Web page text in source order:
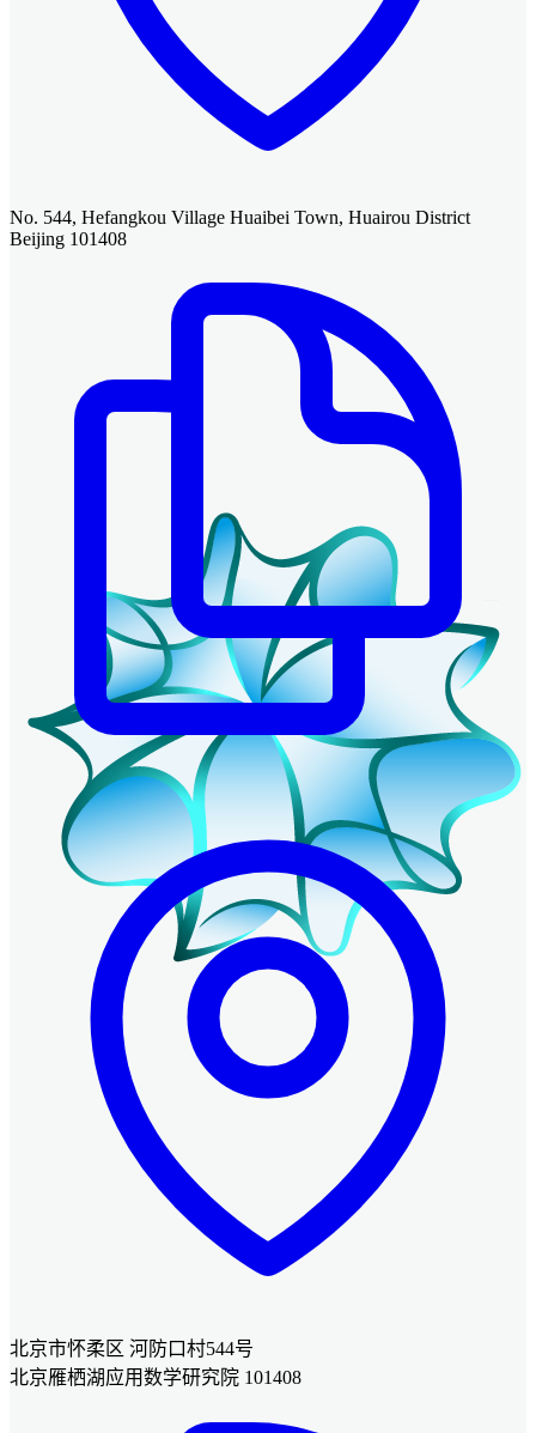
No. 544, Hefangkou Village Huaibei Town, Huairou District
Beijing 101408
北京市怀柔区 河防口村544号
北京雁栖湖应用数学研究院 101408